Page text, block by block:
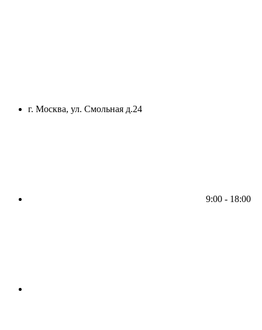
г. Москва, ул. Смольная д.24
9:00 - 18:00